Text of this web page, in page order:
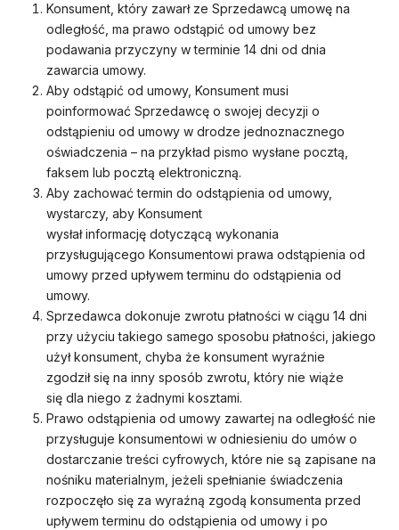
Konsument, który zawarł ze Sprzedawcą umowę na
odległość, ma prawo odstąpić od umowy bez
podawania przyczyny w terminie 14 dni od dnia
zawarcia umowy.
Aby odstąpić od umowy, Konsument musi
poinformować Sprzedawcę o swojej decyzji o
odstąpieniu od umowy w drodze jednoznacznego
oświadczenia – na przykład pismo wysłane pocztą,
faksem lub pocztą elektroniczną.
Aby zachować termin do odstąpienia od umowy,
wystarczy, aby Konsument
wysłał informację dotyczącą wykonania
przysługującego Konsumentowi prawa odstąpienia od
umowy przed upływem terminu do odstąpienia od
umowy.
Sprzedawca dokonuje zwrotu płatności w ciągu 14 dni
przy użyciu takiego samego sposobu płatności, jakiego
użył konsument, chyba że konsument wyraźnie
zgodził się na inny sposób zwrotu, który nie wiąże
się dla niego z żadnymi kosztami.
Prawo odstąpienia od umowy zawartej na odległość nie
przysługuje konsumentowi w odniesieniu do umów o
dostarczanie treści cyfrowych, które nie są zapisane na
nośniku materialnym, jeżeli spełnianie świadczenia
rozpoczęło się za wyraźną zgodą konsumenta przed
upływem terminu do odstąpienia od umowy i po